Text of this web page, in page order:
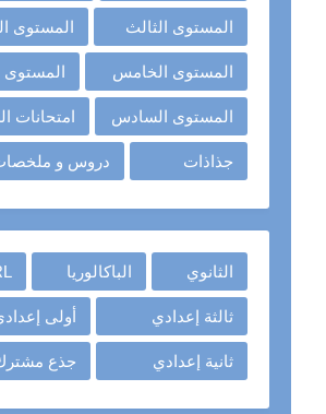
المستوى الثالث المستوى
المستوى الخامس المستوى
المستوى السادس امتحانات
جذاذات دروس و
الثانوي الباكالوريا
ثالثة إعدادي أولى
ثانية إعدادي جذع